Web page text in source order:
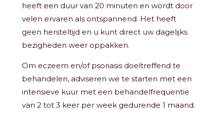
heeft een duur van 20 minuten en wordt door
velen ervaren als ontspannend. Het heeft
geen hersteltijd en u kunt direct uw dagelijks
bezigheden weer oppakken.
Om eczeem en/of psoriasis doeltreffend te
behandelen, adviseren we te starten met een
intensieve kuur met een behandelfrequentie
van 2 tot 3 keer per week gedurende 1 maand.